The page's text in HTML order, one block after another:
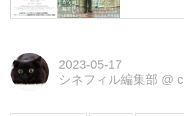
6月9日（
品
2023-05-17
シネフィル編集部 @